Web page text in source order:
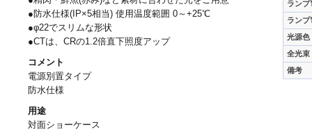
ランプ
ランプ
光源色
全光束
備考
●防水仕様(IP×5相当) 使用温度範囲 0～+25℃
●φ22でスリムな形状
●CTは、CRの1.2倍直下照度アップ
コメント
電源別置タイプ
防水仕様
用途
対面ショーケース